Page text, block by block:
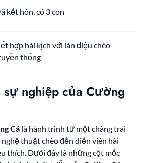
kết hôn, có 3 con
hợp hài kịch với làn điệu chèo
thống
nghiệp của Cường
Cá là hành trình từ một chàng trai
nghệ thuật chèo đến diễn viên hài
thích. Dưới đây là những cột mốc